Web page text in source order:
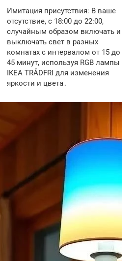
Имитация присутствия: В ваше
отсутствие, с 18:00 до 22:00,
случайным образом включать и
выключать свет в разных
комнатах с интервалом от 15 до
45 минут, используя RGB лампы
IKEA TRÅDFRI для изменения
яркости и цвета․